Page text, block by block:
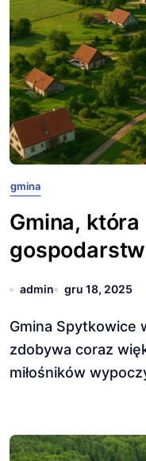
gmina
Gmina,
gospodarstw
admin gru 18, 2025
Gmina Spytkowice w województwie małopolskim
zdobywa coraz
miłośników